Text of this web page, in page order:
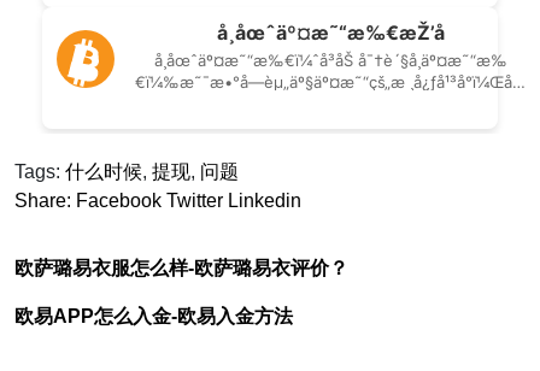
Tags: 什么时候, 提现, 问题
Share: Facebook Twitter Linkedin
欧萨璐易衣服怎么样-欧萨璐易衣评价？
欧易APP怎么入金-欧易入金方法